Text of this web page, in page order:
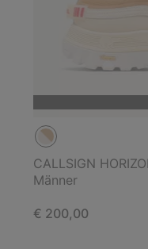
CALLSIGN
Männer
Regular price:
€ 200,00